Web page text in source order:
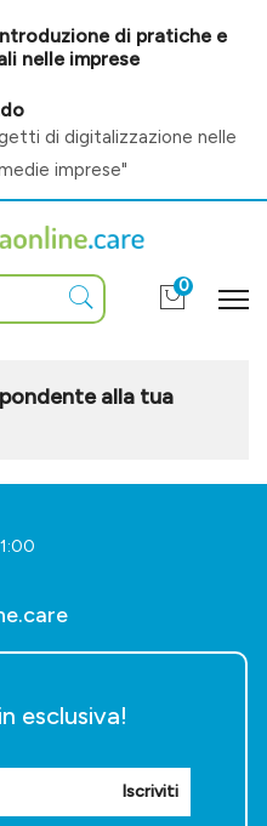
di pratiche e
nelle imprese
di digitalizzazione nelle
imprese"
0
alla tua
esclusiva!
Iscriviti